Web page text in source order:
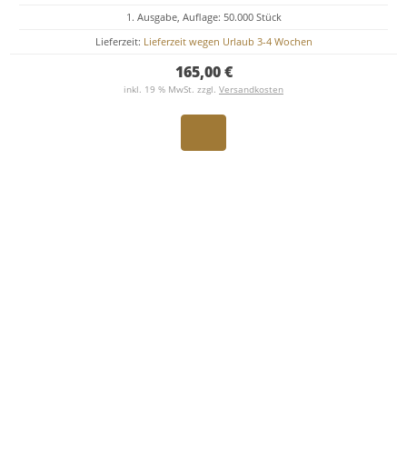
1. Ausgabe, Auflage: 50.000 Stück
Lieferzeit: Lieferzeit wegen Urlaub 3-4 Wochen
165,00 €
inkl. 19 % MwSt. zzgl. Versandkosten